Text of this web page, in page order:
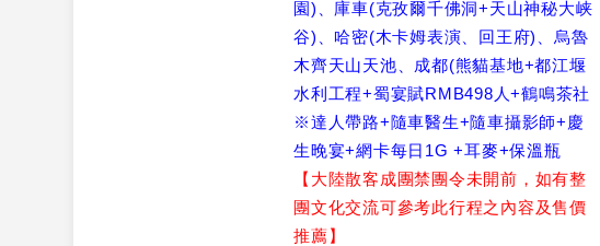
園)、庫車(克孜爾千佛洞+天山神秘大峡
谷)、哈密(木卡姆表演、回王府)、烏魯
木齊天山天池、成都(熊貓基地+都江堰
水利工程+蜀宴賦RMB498人+鶴鳴茶社
※達人帶路+隨車醫生+隨車攝影師+慶
生晚宴+網卡每日1G +耳麥+保溫瓶
【大陸散客成團禁團令未開前，如有整
團文化交流可參考此行程之內容及售價
推薦】